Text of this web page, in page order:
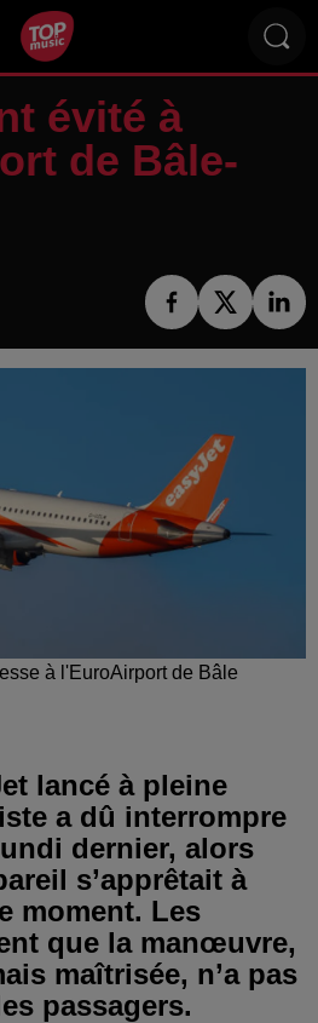
évité à
de Bâle-
à l'EuroAirport de Bâle
lancé à pleine
a dû interrompre
dernier, alors
s’apprêtait à
moment. Les
que la manœuvre,
maîtrisée, n’a pas
passagers.